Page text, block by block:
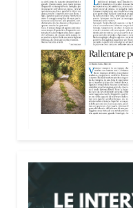
pomeriggio, alla
(MEM), l’incontro
Giuseppe Baturi ha
nella costruzione di
un confronto
della Pace e del
promuove il dialogo
libanese del
Mediterraneo della
un’esperienza di